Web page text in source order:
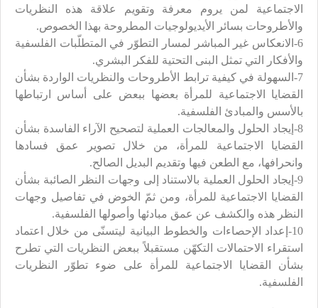
الاجتماعية لمن يروم معرفة وتقويم علاقة هذه النظريات
والأطروحات بسائر الأيديولوجيات المطروحة بهذا الخصوص.
6-الانعكاس غير المباشر لمسار التطوّر في المتطلّبات الفلسفية
والأفكار التي تمثل البنى التحتية للفكر البشري.
7-السهولة في كيفية ترابط الأطروحات والنظريات الواردة بشأن
القضايا الاجتماعية للمرأة بعضها ببعض على أساس ارتباطها
بالأسس والمبادئ الفلسفية.
8-إيجاد الحلول والمعالجات العملية لتصحيح الآراء الفاسدة بشأن
القضايا الاجتماعية للمرأة، من خلال تصوير عمق فسادها
وانحرافها، مع الطعن فيها وتقديم البديل الصالح.
9-إيجاد الحلول العملية بالاستناد إلى وجهات النظر الصائبة بشأن
القضايا الاجتماعية للمرأة، ومن ثمّ الخوض في تفاصيل وجهات
النظر هذه والكشف عن عمق مبادئها وأصولها الفلسفية.
10-إعداد الإحصاءات والخطوط البيانية ليتسنّى من خلال اعتماد
استقراء الاحتمالات التكهّن مستقبلاً ببعض النظريات التي تطرح
بشأن القضايا الاجتماعية للمرأة على ضوء تطوّر النظريات
الفلسفية.